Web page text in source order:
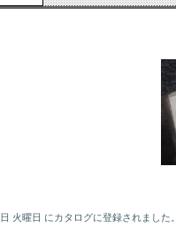
火曜日 にカタログに登録されました。